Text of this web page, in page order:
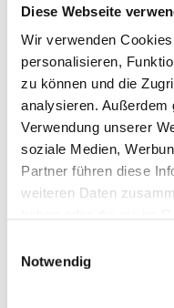
Diese Webseite
Wir verwenden
personalisieren,
zu können und die
analysieren. Außerdem
Verwendung unserer
soziale Medien,
Partner führen diese
weiteren Daten
Notwendig
Videosprache: English
Kategorie:Turny Low
Bitteerlauben
Video